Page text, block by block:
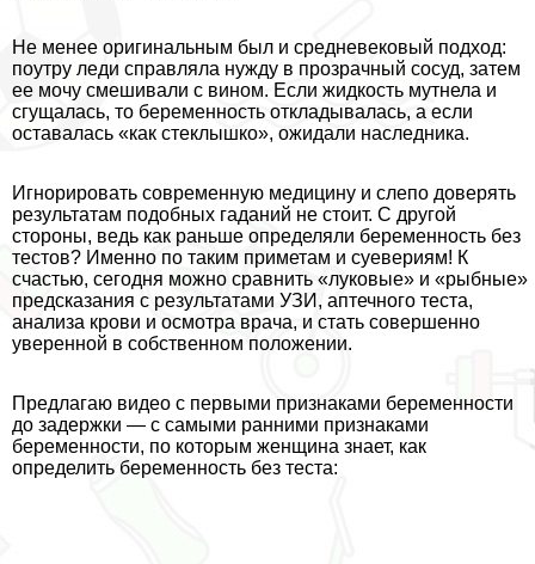
Не менее оригинальным был и средневековый подход:
поутру леди справляла нужду в прозрачный сосуд, затем
ее мочу смешивали с вином. Если жидкость мутнела и
сгущалась, то беременность откладывалась, а если
оставалась «как стеклышко», ожидали наследника.
Игнорировать современную медицину и слепо доверять
результатам подобных гаданий не стоит. С другой
стороны, ведь как раньше определяли беременность без
тестов? Именно по таким приметам и суевериям! К
счастью, сегодня можно сравнить «луковые» и «рыбные»
предсказания с результатами УЗИ, аптечного теста,
анализа крови и осмотра врача, и стать совершенно
уверенной в собственном положении.
Предлагаю видео с первыми признаками беременности
до задержки — с самыми ранними признаками
беременности, по которым женщина знает, как
определить беременность без теста: